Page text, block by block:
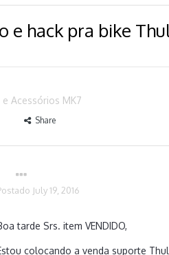
e hack pra bike
e Acessórios MK7
Share
July 19, 2016
tarde Srs. item VENDIDO,
colocando a venda suporte